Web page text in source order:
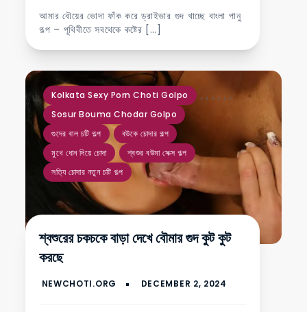
আমার বৌয়ের ভোদা ফাঁক করে ড্রাইভার গুদ খাচ্ছে বাংলা পানু
গল্প – পূথিবীতে সবথেকে কষ্টের […]
Kolkata Sexy Porn Choti Golpo ,
Sosur Bouma Chodar Golpo
,
গুদের বাল চটি গল্প
,
বউকে চোদার গল্প
,
মুখে ধোন দিয়ে চোদা
,
শ্বশুর বউমা সেক্স গল্প
,
সত্যি চোদার নতুন চটি গল্প
শ্বশুরের চকচকে বাড়া দেখে বৌমার গুদ কুট কুট
করছে